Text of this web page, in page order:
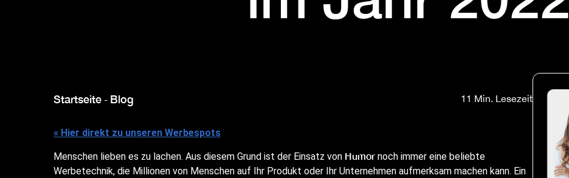
Startseite - Blog 11 Min. Lesezeit
« Hier direkt zu unseren Werbespots
Menschen lieben es zu lachen. Aus diesem Grund ist der Einsatz von Humor noch immer eine beliebte
Werbetechnik, die Millionen von Menschen auf Ihr Produkt oder Ihr Unternehmen aufmerksam machen kann. Ein